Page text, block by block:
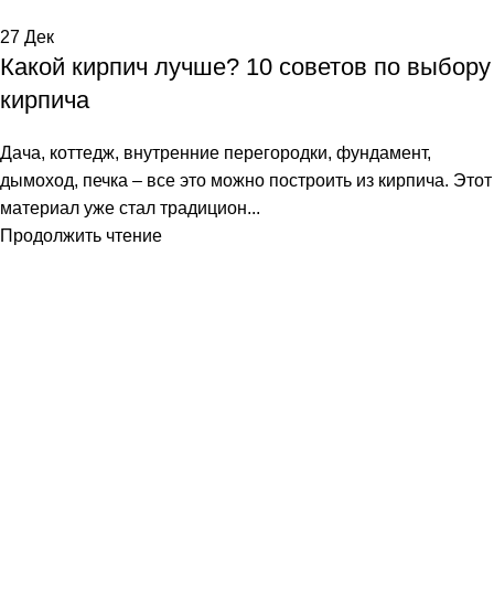
27 Дек
Какой кирпич лучше? 10 советов по выбору
кирпича
Дача, коттедж, внутренние перегородки, фундамент,
дымоход, печка – все это можно построить из кирпича. Этот
материал уже стал традицион...
Продолжить чтение